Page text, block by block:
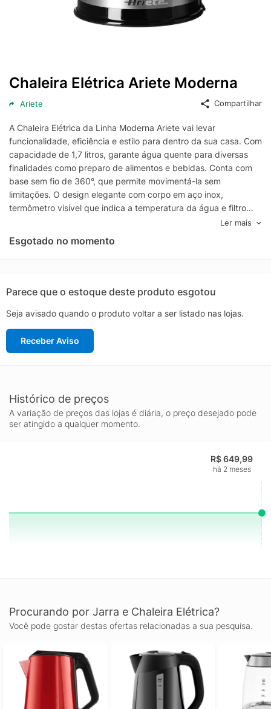
Chaleira Elétrica Ariete Moderna
Ariete Compartilhar
A Chaleira Elétrica da Linha Moderna Ariete vai levar
funcionalidade, eficiência e estilo para dentro da sua casa. Com
capacidade de 1,7 litros, garante água quente para diversas
finalidades como preparo de alimentos e bebidas. Conta com
base sem fio de 360°, que permite movimentá-la sem
limitações. O design elegante com corpo em aço inox,
termômetro visível que indica a temperatura da água e filtro
removível e lavável. Característica - capacidade de 1,7 litros -
desligamento automático - corpo em aço inox - base 360º -
filtro removível e lavável - termômetro externo - função auto-off
Ler mais
Esgotado no momento
Parece que o estoque deste produto esgotou
Seja avisado quando o produto voltar a ser listado nas lojas.
Receber Aviso
Histórico de preços
A variação de preços das lojas é diária, o preço desejado pode
ser atingido a qualquer momento.
R$ 649,99
há 2 meses
Procurando por Jarra e Chaleira Elétrica?
Você pode gostar destas ofertas relacionadas a sua pesquisa.